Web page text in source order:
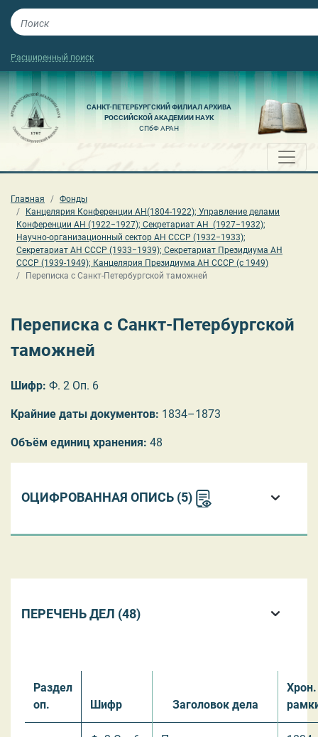
Расширенный поиск
САНКТ-ПЕТЕРБУРГСКИЙ ФИЛИАЛ АРХИВА
РОССИЙСКОЙ АКАДЕМИИ НАУК
СПбФ АРАН
Главная
Фонды
Канцелярия Конференции АН(1804-1922); Управление делами
Конференции АН (1922−1927); Секретариат АН (1927−1932);
Научно-организационный сектор АН СССР (1932−1933);
Секретариат АН СССР (1933−1939); Секретариат Президиума АН
СССР (1939-1949); Канцелярия Президиума АН СССР (с 1949)
Переписка с Санкт-Петербургской таможней
Переписка с Санкт-Петербургской
таможней
Шифр: Ф. 2 Оп. 6
Крайние даты документов: 1834–1873
Объём единиц хранения: 48
ОЦИФРОВАННАЯ ОПИСЬ (5)
ПЕРЕЧЕНЬ ДЕЛ (48)
Раздел
оп.
Шифр Заголовок дела
Хрон.